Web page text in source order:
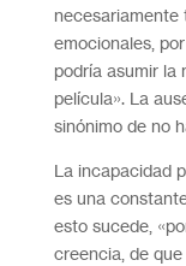
emocionales,
podría asumir la
película». La
sinónimo de no
La incapacidad
es una
esto sucede,
creencia, de